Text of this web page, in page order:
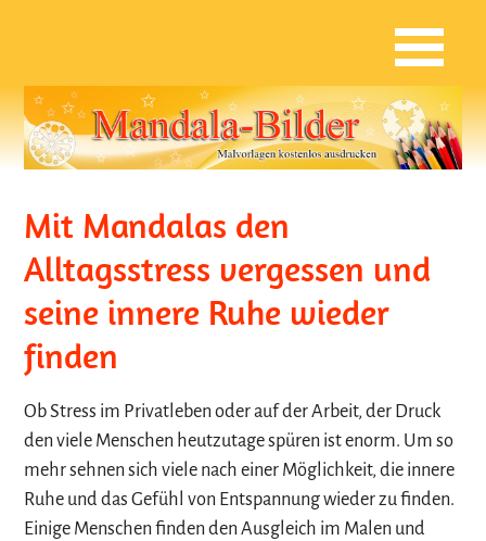
Mit Mandalas den
Alltagsstress vergessen und
seine innere Ruhe wieder
finden
Ob Stress im Privatleben oder auf der Arbeit, der Druck
den viele Menschen heutzutage spüren ist enorm. Um so
mehr sehnen sich viele nach einer Möglichkeit, die innere
Ruhe und das Gefühl von Entspannung wieder zu finden.
Einige Menschen finden den Ausgleich im Malen und